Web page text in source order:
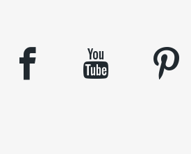
facebook youtube pinterest